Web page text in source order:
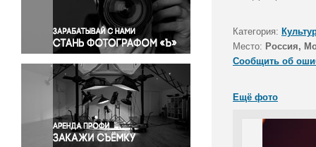
Правосудие
Происшествия и конфликты
Религия
Светская жизнь
Спорт
Экология
Экономика и бизнес
Категория:
Место: Россия,
Сообщить об
Ещё фото